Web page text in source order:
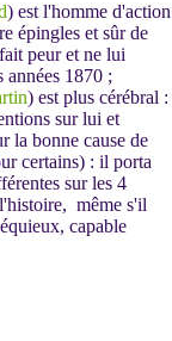
) est l'homme d'action
épingles et sûr de
peur et ne lui
années 1870 ;
) est plus cérébral :
sur lui et
la bonne cause de
certains) : il porta
sur les 4
même s'il
capable